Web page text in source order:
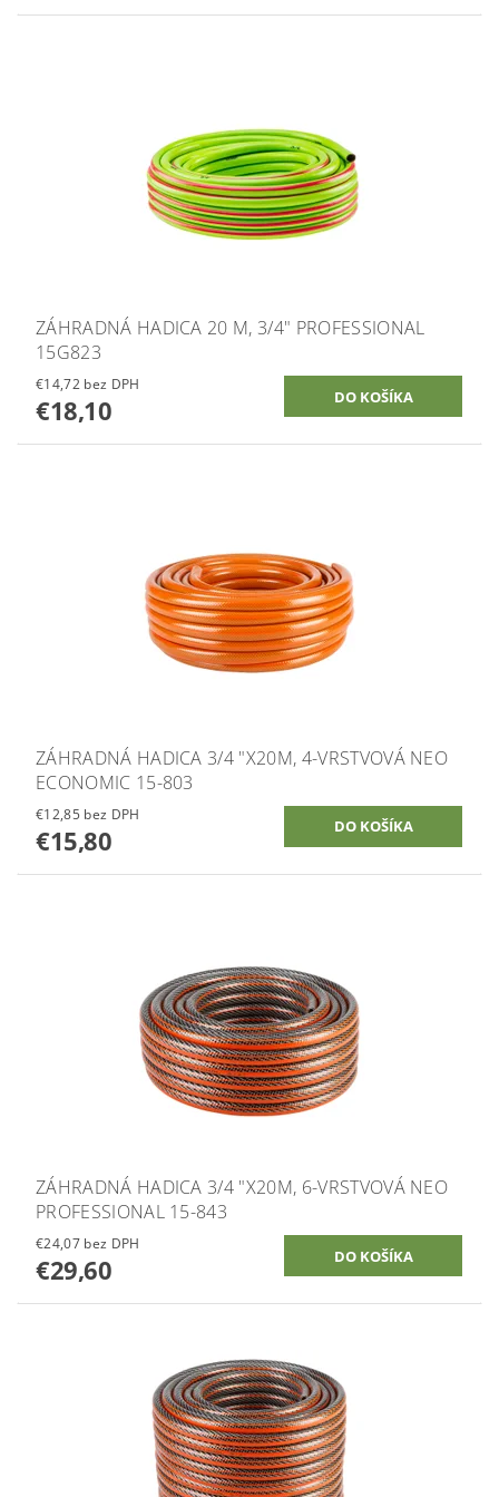
ZÁHRADNÁ HADICA 20 M, 3/4" PROFESSIONAL
15G823
€14,72 bez DPH
€18,10
ZÁHRADNÁ HADICA 3/4 "X20M, 4-VRSTVOVÁ NEO
ECONOMIC 15-803
€12,85 bez DPH
€15,80
ZÁHRADNÁ HADICA 3/4 "X20M, 6-VRSTVOVÁ NEO
PROFESSIONAL 15-843
€24,07 bez DPH
€29,60